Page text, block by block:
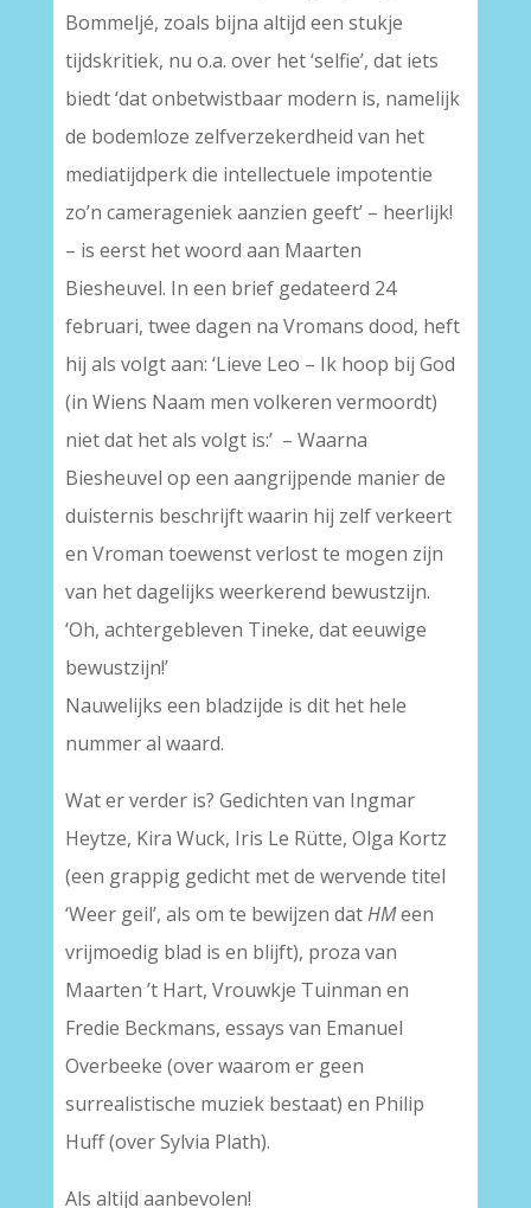
Bommeljé, zoals bijna altijd een stukje
tijdskritiek, nu o.a. over het ‘selfie’, dat iets
biedt ‘dat onbetwistbaar modern is, namelijk
de bodemloze zelfverzekerdheid van het
mediatijdperk die intellectuele impotentie
zo’n camerageniek aanzien geeft’ – heerlijk!
– is eerst het woord aan Maarten
Biesheuvel. In een brief gedateerd 24
februari, twee dagen na Vromans dood, heft
hij als volgt aan: ‘Lieve Leo – Ik hoop bij God
(in Wiens Naam men volkeren vermoordt)
niet dat het als volgt is:’ – Waarna
Biesheuvel op een aangrijpende manier de
duisternis beschrijft waarin hij zelf verkeert
en Vroman toewenst verlost te mogen zijn
van het dagelijks weerkerend bewustzijn.
‘Oh, achtergebleven Tineke, dat eeuwige
bewustzijn!’
Nauwelijks een bladzijde is dit het hele
nummer al waard.
Wat er verder is? Gedichten van Ingmar
Heytze, Kira Wuck, Iris Le Rütte, Olga Kortz
(een grappig gedicht met de wervende titel
‘Weer geil’, als om te bewijzen datHMeen
vrijmoedig blad is en blijft), proza van
Maarten ’t Hart, Vrouwkje Tuinman en
Fredie Beckmans, essays van Emanuel
Overbeeke (over waarom er geen
surrealistische muziek bestaat) en Philip
Huff (over Sylvia Plath).
Als altijd aanbevolen!